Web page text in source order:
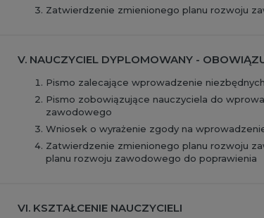
Zatwierdzenie zmienionego planu rozwoju
V. NAUCZYCIEL DYPLOMOWANY -
Pismo zalecające wprowadzenie
Pismo zobowiązujące nauczyciela do
zawodowego
Wniosek o wyrażenie zgody na
Zatwierdzenie zmienionego planu rozwoju
planu rozwoju zawodowego do poprawienia
VI. KSZTAŁCENIE NAUCZYCIELI